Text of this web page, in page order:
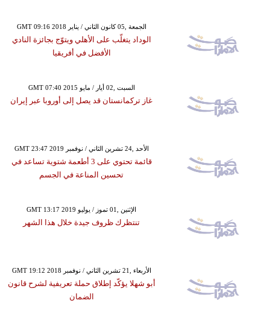
GMT 09:16 2018 الجمعة ,05 كانون الثاني / يناير
الوداد يتغلّب على الأهلي ويتوّج بجائزة النادي
الأفضل في أفريقيا
GMT 07:40 2015 السبت ,02 أيار / مايو
غاز تركمانستان قد يصل إلى أوروبا عبر إيران
GMT 23:47 2019 الأحد ,24 تشرين الثاني / نوفمبر
قائمة تحتوي على 3 أطعمة شتوية تساعد في
تحسين المناعة في الجسم
GMT 13:17 2019 الإثنين ,01 تموز / يوليو
تنتظرك ظروف جيدة خلال هذا الشهر
GMT 19:12 2018 الأربعاء ,21 تشرين الثاني / نوفمبر
أبو شهلا يؤكّد إطلاق حملة تعريفية لشرح قانون
الضمان